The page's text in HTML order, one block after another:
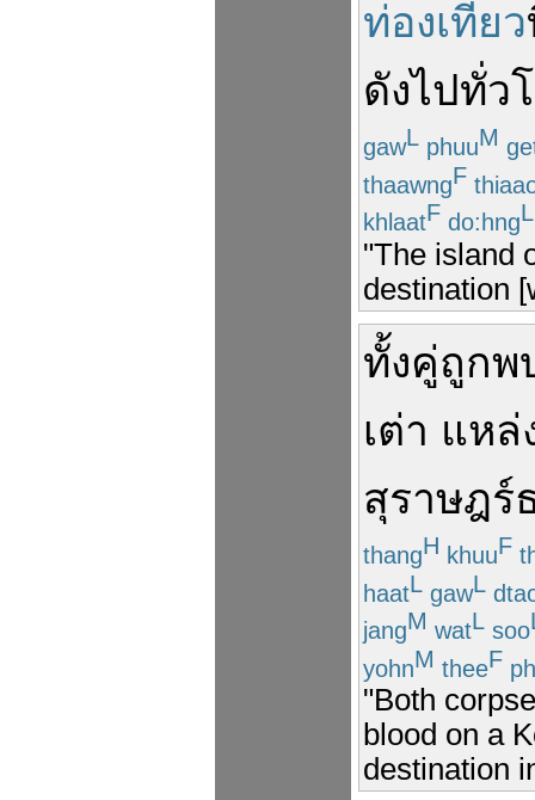
ท่องเที่ยว
ดังไปทั่ว
gawL phuuM
thaawngF
khlaatF do:hngL
"The island
destination
ทั้งคู่ถูกพ
เต่า แหล่
สุราษฎร์
thangH khuuF
haatL gawL
jangM watL soo
yohnM theeF
"Both
blood on a
destination